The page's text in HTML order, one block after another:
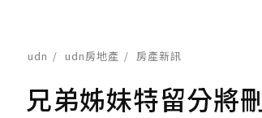
udn udn房地產 房產新訊
兄弟姊妹特留分將